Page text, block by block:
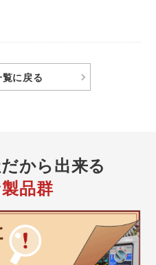
覧に戻る
だから出来る
品群